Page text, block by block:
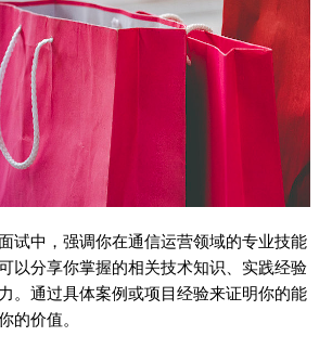
试中，强调你在通信运营领域的专业技能
以分享你掌握的相关技术知识、实践经验
。通过具体案例或项目经验来证明你的能
的价值。